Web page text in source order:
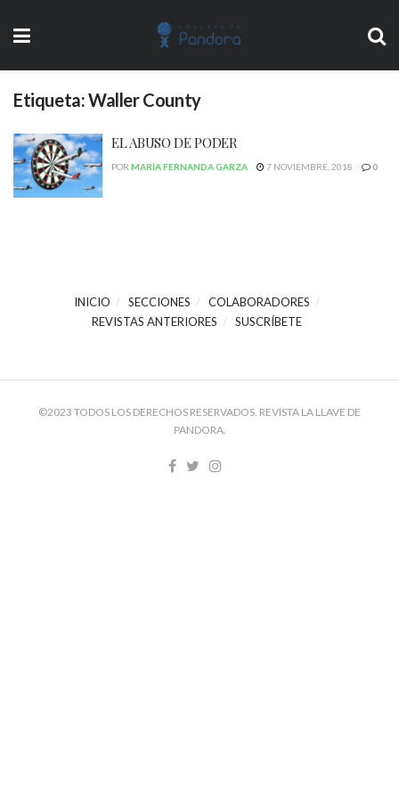
Etiqueta:Waller County
EL ABUSO DE PODER
POR MARÍA FERNANDA GARZA 7 NOVIEMBRE, 2018 0
INICIO SECCIONES
COLABORADORES
REVISTAS ANTERIORES
SUSCRÍBETE
©2023 TODOS LOS DERECHOS RESERVADOS. REVISTA LA LLAVE DE
PANDORA.